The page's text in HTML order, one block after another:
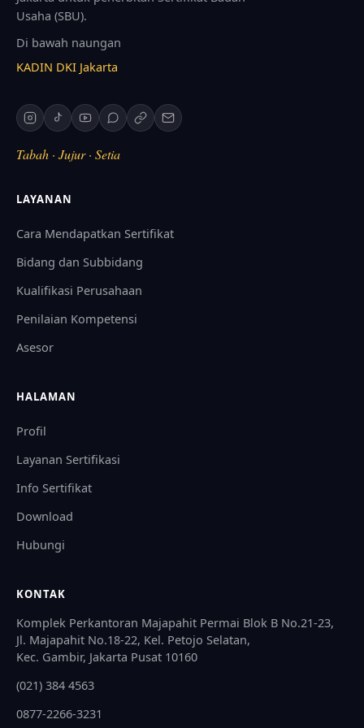
Usaha (SBU).
Di bawah naungan
KADIN DKI Jakarta
Tabah · Jujur · Setia
LAYANAN
Cara Mendapatkan Sertifikat
Bidang dan Subbidang
Kualifikasi Perusahaan
Penilaian Kompetensi
Asesor
HALAMAN
Profil
Layanan Sertifikasi
Info Sertifikat
Download
Hubungi
KONTAK
Komplek Perkantoran Majapahit Permai Blok B No.21-23,
Jl. Majapahit No.18-22, Kel. Petojo Selatan,
Kec. Gambir, Jakarta Pusat 10160
(021) 384 4563
0877-2266-3231